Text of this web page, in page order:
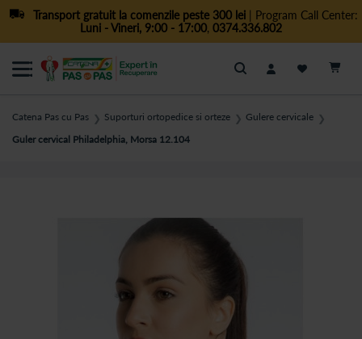
Transport gratuit la comenzile peste 300 lei| Program Call Center:
Luni - Vineri, 9:00 - 17:00, 0374.336.802
Cautare
Catena Pas cu Pas ❯ Suporturi ortopedice si orteze ❯ Gulere cervicale ❯
Guler cervical Philadelphia, Morsa 12.104